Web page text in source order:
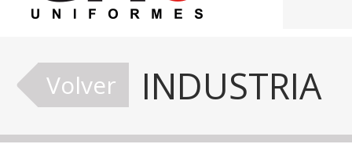
Volver INDUSTRIA